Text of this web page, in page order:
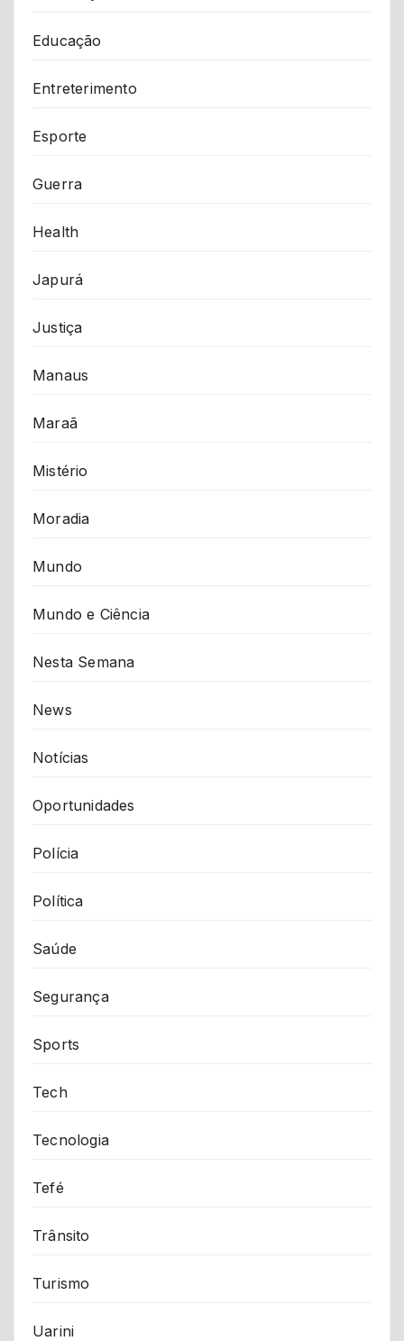
Educação
Entreterimento
Esporte
Guerra
Health
Japurá
Justiça
Manaus
Maraã
Mistério
Moradia
Mundo
Mundo e Ciência
Nesta Semana
News
Notícias
Oportunidades
Polícia
Política
Saúde
Segurança
Sports
Tech
Tecnologia
Tefé
Trânsito
Turismo
Uarini